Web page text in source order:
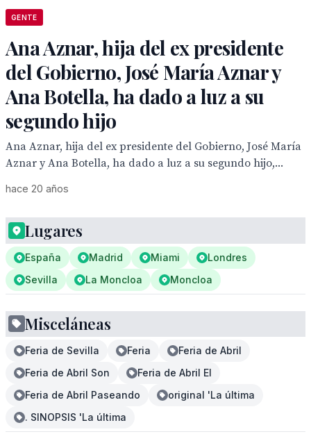
GENTE
Ana Aznar, hija del ex presidente
del Gobierno, José María Aznar y
Ana Botella, ha dado a luz a su
segundo hijo
Ana Aznar, hija del ex presidente del Gobierno, José María
Aznar y Ana Botella, ha dado a luz a su segundo hijo,...
hace 20 años
Lugares
España Madrid Miami
Londres
Sevilla
La Moncloa Moncloa
Misceláneas
Feria de Sevilla Feria
Feria de Abril
Feria de Abril Son
Feria de Abril El
Feria de Abril Paseando
original 'La última
. SINOPSIS 'La última